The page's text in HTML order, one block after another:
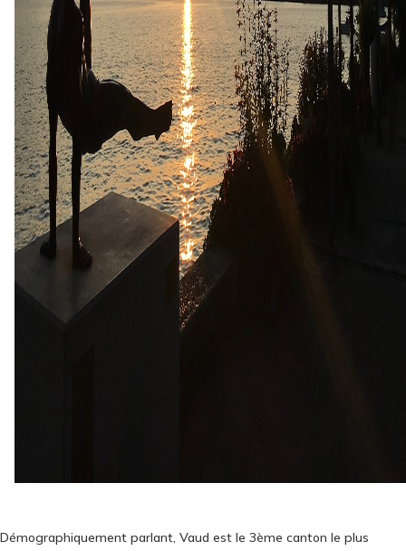
Démographiquement parlant, Vaud est le 3ème canton le plus